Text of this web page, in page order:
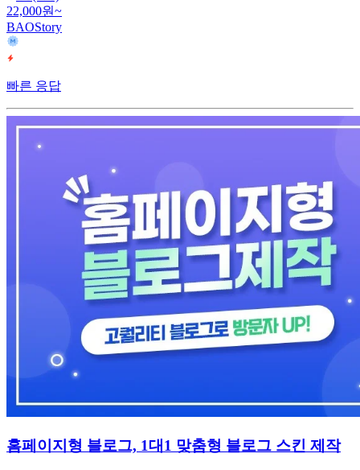
22,000원~
BAOStory
빠른 응답
홈페이지형 블로그, 1대1 맞춤형 블로그 스킨 제작